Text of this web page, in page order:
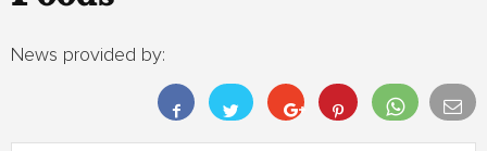
News provided by: